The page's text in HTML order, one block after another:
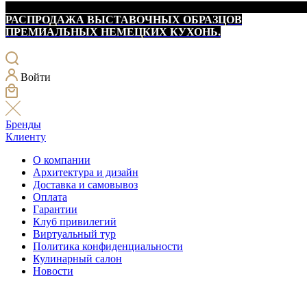
РАСПРОДАЖА ВЫСТАВОЧНЫХ ОБРАЗЦОВ
ПРЕМИАЛЬНЫХ НЕМЕЦКИХ КУХОНЬ.
Войти
Бренды
Клиенту
О компании
Архитектура и дизайн
Доставка и самовывоз
Оплата
Гарантии
Клуб привилегий
Виртуальный тур
Политика конфиденциальности
Кулинарный салон
Новости